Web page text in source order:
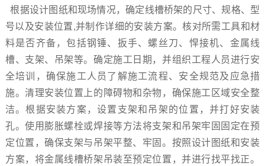
根据设计图纸和现场情况，确定线槽桥架的尺寸、规格、型
号以及安装位置,并制作详细的安装方案。核对所需工具和材
料是否齐备，包括钢锤、扳手、螺丝刀、悍接机、金属线
槽、支架、吊架等。确定施工日期，并组织工程人员进行安
全培训，确保施工人员了解施工流程、安全规范及应急措
施。清理安装位置上的障碍物和杂物，确保施工区域安全整
洁。根据安装方案，设置支架和吊架的位置，并打好安装
孔。使用膨胀螺栓或焊接等方法将支架和吊架牢固固定在预
定位置，确保支架与吊架平整、牢固。按照设计图纸和安装
方案，将金属线槽桥架吊装至预定位置，并进行找平找正。